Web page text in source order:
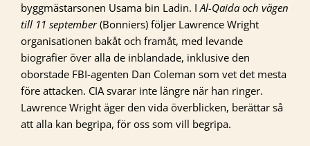
byggmästarsonen Usama bin Ladin. IAl-Qaida och vägen
till 11 september(Bonniers) följer Lawrence Wright
organisationen bakåt och framåt, med levande
biografier över alla de inblandade, inklusive den
oborstade FBI-agenten Dan Coleman som vet det mesta
före attacken. CIA svarar inte längre när han ringer.
Lawrence Wright äger den vida överblicken, berättar så
att alla kan begripa, för oss som vill begripa.